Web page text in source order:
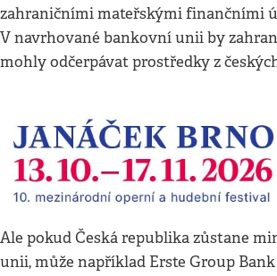
zahraničními mateřskými finančními
V navrhované bankovní unii by
mohly odčerpávat prostředky z
Ale pokud Česká republika zůstane
unii, může například Erste Group